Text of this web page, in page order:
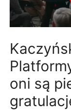
oni są